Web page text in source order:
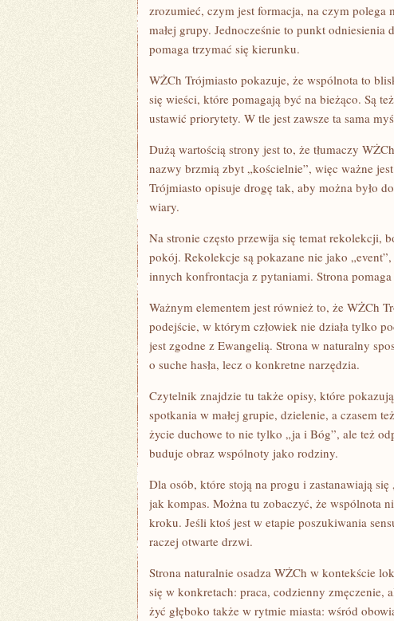
zrozumieć, czym jest formacja, na czym
małej grupy. Jednocześnie to punkt
pomaga trzymać się kierunku.
WŻCh Trójmiasto pokazuje, że wspólnota to
się wieści, które pomagają być na bieżąco. Są
ustawić priorytety. W tle jest zawsze ta sama
Dużą wartością strony jest to, że tłumaczy
nazwy brzmią zbyt „kościelnie”, więc ważne
Trójmiasto opisuje drogę tak, aby można było
wiary.
Na stronie często przewija się temat rekolekcji,
pokój. Rekolekcje są pokazane nie jako
innych konfrontacja z pytaniami. Strona
Ważnym elementem jest również to, że WŻCh
podejście, w którym człowiek nie działa tylko
jest zgodne z Ewangelią. Strona w naturalny
o suche hasła, lecz o konkretne narzędzia.
Czytelnik znajdzie tu także opisy, które
spotkania w małej grupie, dzielenie, a czasem
życie duchowe to nie tylko „ja i Bóg”, ale też
buduje obraz wspólnoty jako rodziny.
Dla osób, które stoją na progu i zastanawiają
jak kompas. Można tu zobaczyć, że wspólnota
kroku. Jeśli ktoś jest w etapie poszukiwania
raczej otwarte drzwi.
Strona naturalnie osadza WŻCh w kontekście
się w konkretach: praca, codzienny zmęczenie,
żyć głęboko także w rytmie miasta: wśród